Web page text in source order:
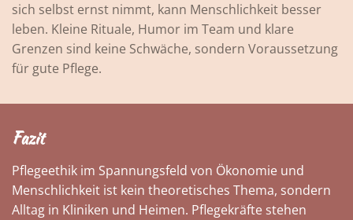
sich selbst ernst nimmt, kann Menschlichkeit besser
leben. Kleine Rituale, Humor im Team und klare
Grenzen sind keine Schwäche, sondern Voraussetzung
für gute Pflege.
Fazit
Pflegeethik im Spannungsfeld von Ökonomie und
Menschlichkeit ist kein theoretisches Thema, sondern
Alltag in Kliniken und Heimen. Pflegekräfte stehen